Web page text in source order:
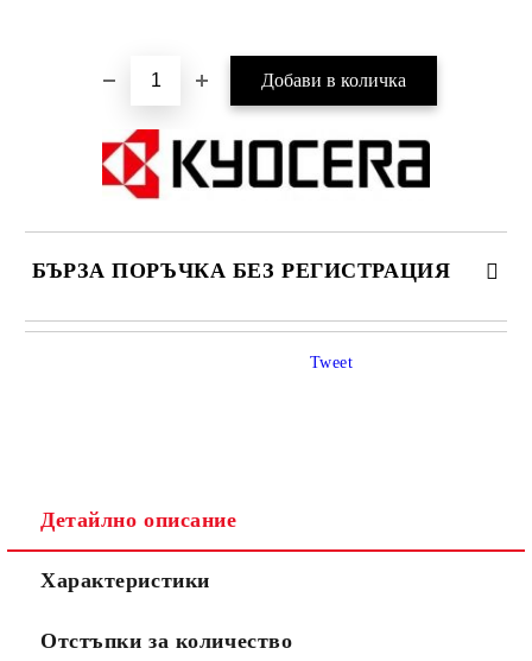
БЪРЗА ПОРЪЧКА БЕЗ РЕГИСТРАЦИЯ
САМО ПОПЪЛНЕТЕ 4 ПОЛЕТА
Tweet
Детайлно описание
Характеристики
Отстъпки за количество